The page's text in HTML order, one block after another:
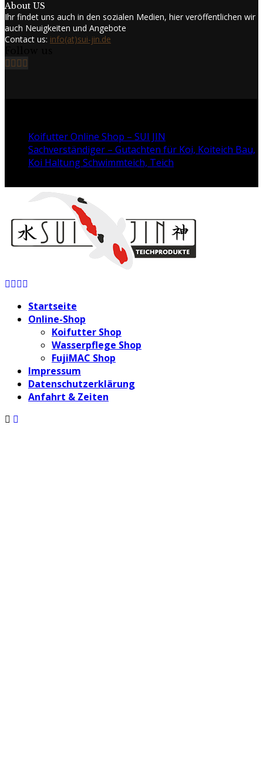
About US
Ihr findet uns auch in den sozialen Medien, hier veröffentlichen wir
auch Neuigkeiten und Angebote
Contact us: info(at)sui-jin.de
Facebook
Twitter
Instagram
Koifutter Online Shop – SUI JIN
Sachverständiger – Gutachten für Koi, Koiteich Bau,
Koi Haltung Schwimmteich, Teich
Facebook
Twitter
Instagram
Startseite
Online-Shop
Koifutter Shop
Wasserpflege Shop
FujiMAC Shop
Impressum
Datenschutzerklärung
Anfahrt & Zeiten